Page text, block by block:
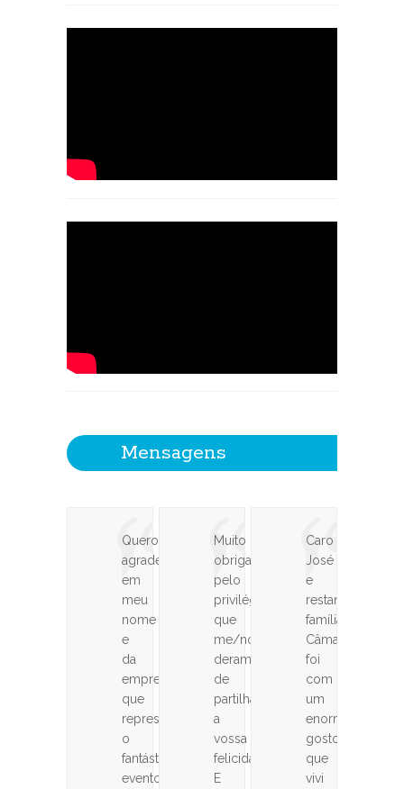
Mensagens
Quero
agradecer
em
meu
nome
e
da
empresa
que
represento,
o
fantástico
evento
Muito
obrigado
pelo
privilégio
que
me/nos
deram
de
partilhar
a
vossa
felicidade.
E
Caro
José
e
restante
família
Câmara,
foi
com
um
enorme
gosto
que
vivi